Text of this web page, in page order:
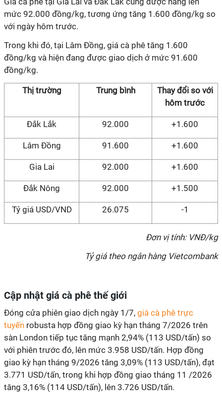
mức 92.000 đồng/kg, tương ứng tăng 1.600 đồng/kg so
với ngày hôm trước.
Trong khi đó, tại Lâm Đồng, giá cà phê tăng 1.600
đồng/kg và hiện đang được giao dịch ở mức 91.600
đồng/kg.
Thị trường Trung bình
Thay đổi so với
hôm trước
Đắk Lắk 92.000 +1.600
Lâm Đồng 91.600 +1.600
Gia Lai 92.000 +1.600
Đắk Nông 92.000 +1.500
Tỷ giá USD/VND 26.075 -1
Đơn vị tính: VNĐ/kg
Tỷ giá theo ngân hàng Vietcombank
Cập nhật giá cà phê thế giới
Đóng cửa phiên giao dịch ngày 1/7, giá cà phê trực
tuyến robusta hợp đồng giao kỳ hạn tháng 7/2026 trên
sàn London tiếp tục tăng mạnh 2,94% (113 USD/tấn) so
với phiên trước đó, lên mức 3.958 USD/tấn. Hợp đồng
giao kỳ hạn tháng 9/2026 tăng 3,09% (113 USD/tấn), đạt
3.771 USD/tấn, trong khi hợp đồng giao tháng 11 /2026
tăng 3,16% (114 USD/tấn), lên 3.726 USD/tấn.